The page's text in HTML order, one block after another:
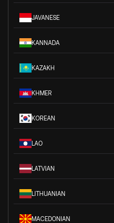
JAVANESE
KANNADA
KAZAKH
KHMER
KOREAN
LAO
LATVIAN
LITHUANIAN
MACEDONIAN